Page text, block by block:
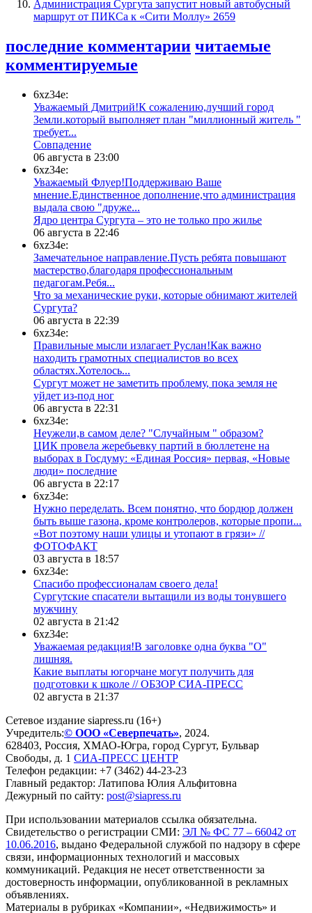
​Администрация Сургута запустит новый автобусный
маршрут от ПИКСа к «Сити Моллу» 2659
последние комментарии читаемые
комментируемые
6xz34e:
Уважаемый Дмитрий!К сожалению,лучший город
Земли.который выполняет план "миллионный житель "
требует...
​Совпадение
06 августа в 23:00
6xz34e:
Уважаемый Флуер!Поддерживаю Ваше
мнение.Единственное дополнение,что администрация
выдала свою "друже...
​Ядро центра Сургута ‒ это не только про жилье
06 августа в 22:46
6xz34e:
Замечательное направление.Пусть ребята повышают
мастерство,благодаря профессиональным
педагогам.Ребя...
​Что за механические руки, которые обнимают жителей
Сургута?
06 августа в 22:39
6xz34e:
Правильные мысли излагает Руслан!Как важно
находить грамотных специалистов во всех
областях.Хотелось...
Сургут может не заметить проблему, пока земля не
уйдет из-под ног
06 августа в 22:31
6xz34e:
Неужели,в самом деле? "Случайным " образом?
ЦИК провела жеребьевку партий в бюллетене на
выборах в Госдуму: «Единая Россия» первая, «Новые
люди» последние
06 августа в 22:17
6xz34e:
Нужно переделать. Всем понятно, что бордюр должен
быть выше газона, кроме контролеров, которые пропи...
«Вот поэтому наши улицы и утопают в грязи» //
ФОТОФАКТ
03 августа в 18:57
6xz34e:
Спасибо профессионалам своего дела!
Сургутские спасатели вытащили из воды тонувшего
мужчину
02 августа в 21:42
6xz34e:
Уважаемая редакция!В заголовке одна буква "О"
лишняя.
Какие выплаты югорчане могут получить для
подготовки к школе // ОБЗОР СИА-ПРЕСС
02 августа в 21:37
Сетевое издание siapress.ru (16+)
Учредитель:© ООО «Северпечать», 2024.
628403, Россия, ХМАО-Югра, город Сургут, Бульвар
Свободы, д. 1 СИА-ПРЕСС ЦЕНТР
Телефон редакции: +7 (3462) 44-23-23
Главный редактор: Латипова Юлия Альфитовна
Дежурный по сайту: post@siapress.ru
При использовании материалов ссылка обязательна.
Свидетельство о регистрации СМИ: ЭЛ № ФС 77 – 66042 от
10.06.2016, выдано Федеральной службой по надзору в сфере
связи, информационных технологий и массовых
коммуникаций. Редакция не несет ответственности за
достоверность информации, опубликованной в рекламных
объявлениях.
Материалы в рубриках «Компании», «Недвижимость» и